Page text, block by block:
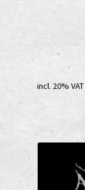
incl. 20% VAT